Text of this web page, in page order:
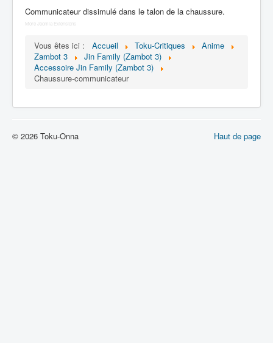
COSAA
Dessins
Artiste Asperger
Lexique
ザンボット 3) = Surhomme
Communicateur dissimulé dans le talon de la chaussure.
More Joomla Extensions
Vous êtes ici : Accueil Toku-Critiques
Anime
Zambot 3
Jin Family (Zambot 3)
Accessoire Jin Family (Zambot 3)
Chaussure-communicateur
Haut de page
© 2026 Toku-Onna